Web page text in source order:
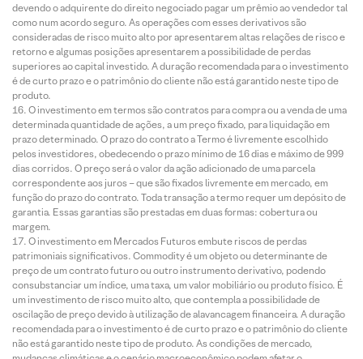
devendo o adquirente do direito negociado pagar um prêmio ao vendedor tal
como num acordo seguro. As operações com esses derivativos são
consideradas de risco muito alto por apresentarem altas relações de risco e
retorno e algumas posições apresentarem a possibilidade de perdas
superiores ao capital investido. A duração recomendada para o investimento
é de curto prazo e o patrimônio do cliente não está garantido neste tipo de
produto.
O investimento em termos são contratos para compra ou a venda de uma
determinada quantidade de ações, a um preço fixado, para liquidação em
prazo determinado. O prazo do contrato a Termo é livremente escolhido
pelos investidores, obedecendo o prazo mínimo de 16 dias e máximo de 999
dias corridos. O preço será o valor da ação adicionado de uma parcela
correspondente aos juros – que são fixados livremente em mercado, em
função do prazo do contrato. Toda transação a termo requer um depósito de
garantia. Essas garantias são prestadas em duas formas: cobertura ou
margem.
O investimento em Mercados Futuros embute riscos de perdas
patrimoniais significativos. Commodity é um objeto ou determinante de
preço de um contrato futuro ou outro instrumento derivativo, podendo
consubstanciar um índice, uma taxa, um valor mobiliário ou produto físico. É
um investimento de risco muito alto, que contempla a possibilidade de
oscilação de preço devido à utilização de alavancagem financeira. A duração
recomendada para o investimento é de curto prazo e o patrimônio do cliente
não está garantido neste tipo de produto. As condições de mercado,